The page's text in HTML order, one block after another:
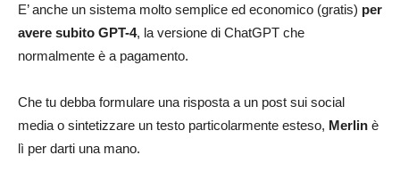
E’ anche un sistema molto semplice ed economico (gratis) per
avere subito GPT-4, la versione di ChatGPT che
normalmente è a pagamento.
Che tu debba formulare una risposta a un post sui social
media o sintetizzare un testo particolarmente esteso, Merlin è
lì per darti una mano.